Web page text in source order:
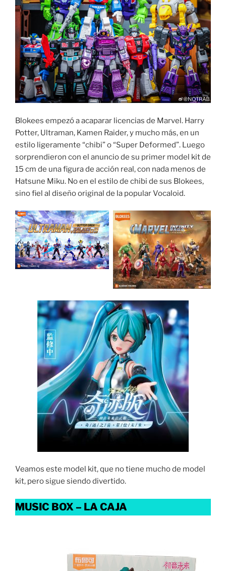
Blokees empezó a acaparar licencias de Marvel. Harry
Potter, Ultraman, Kamen Raider, y mucho más, en un
estilo ligeramente “chibi” o “Super Deformed”. Luego
sorprendieron con el anuncio de su primer model kit de
15 cm de una figura de acción real, con nada menos de
Hatsune Miku. No en el estilo de chibi de sus Blokees,
sino fiel al diseño original de la popular Vocaloid.
Veamos este model kit, que no tiene mucho de model
kit, pero sigue siendo divertido.
MUSIC BOX – LA CAJA